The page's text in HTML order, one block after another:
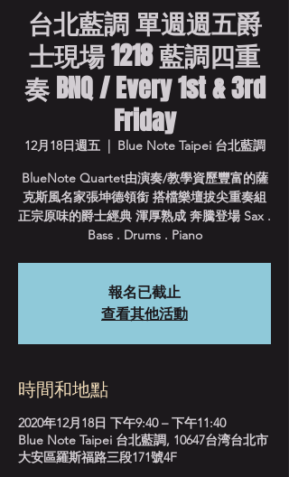
台北藍調 單週週五爵
士現場 1218 藍調四重
奏 BNQ / Every 1st & 3rd
Friday
12月18日週五
  |
Blue Note Taipei 台北藍調
BlueNote Quartet由演奏/教學資歷豐富的薩
克斯風名家張坤德領銜 搭檔樂壇拔尖重奏組
正宗原味的爵士經典 渾厚熟成 奔騰登場 Sax .
Bass . Drums . Piano
報名已截止
查看其他活動
時間和地點
2020年12月18日 下午9:40 – 下午11:40
Blue Note Taipei 台北藍調, 10647台湾台北市
大安區羅斯福路三段171號4F